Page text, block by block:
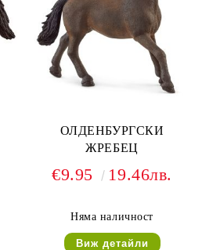
ОЛДЕНБУРГСКИ
ЖРЕБЕЦ
€9.95 19.46лв.
Няма наличност
Виж детайли